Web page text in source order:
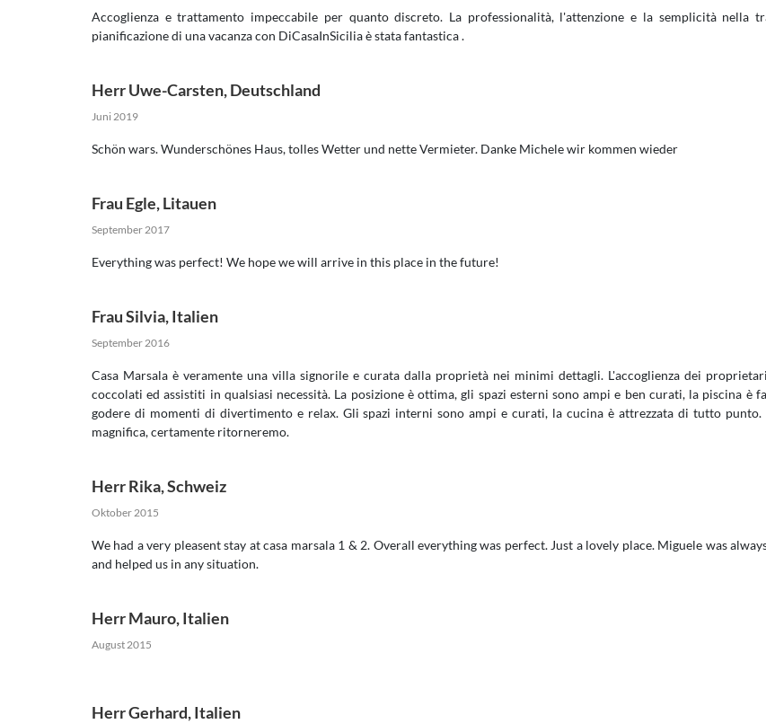
Accoglienza e trattamento impeccabile per quanto discreto. La professionalità, l'attenzione e la semplicità nella
pianificazione di una vacanza con DiCasaInSicilia è stata fantastica .
Herr Uwe-Carsten,Deutschland
Juni 2019
Schön wars. Wunderschönes Haus, tolles Wetter und nette Vermieter. Danke Michele wir kommen wieder
Frau Egle,Litauen
September 2017
Everything was perfect! We hope we will arrive in this place in the future!
Frau Silvia,Italien
September 2016
Casa Marsala è veramente una villa signorile e curata dalla proprietà nei minimi dettagli. L'accoglienza dei
coccolati ed assistiti in qualsiasi necessità. La posizione è ottima, gli spazi esterni sono ampi e ben curati, la piscina è
godere di momenti di divertimento e relax. Gli spazi interni sono ampi e curati, la cucina è attrezzata di tutto punto.
magnifica, certamente ritorneremo.
Herr Rika,Schweiz
Oktober 2015
We had a very pleasent stay at casa marsala 1 & 2. Overall everything was perfect. Just a lovely place. Miguele was
and helped us in any situation.
Herr Mauro,Italien
August 2015
Herr Gerhard,Italien